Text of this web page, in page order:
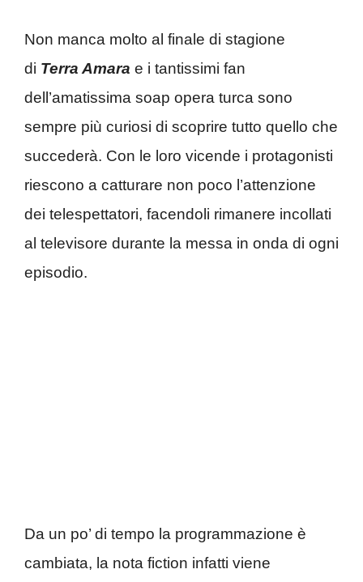
Non manca molto al finale di stagione
di Terra Amara e i tantissimi fan
dell’amatissima soap opera turca sono
sempre più curiosi di scoprire tutto quello che
succederà. Con le loro vicende i protagonisti
riescono a catturare non poco l’attenzione
dei telespettatori, facendoli rimanere incollati
al televisore durante la messa in onda di ogni
episodio.
Da un po’ di tempo la programmazione è
cambiata, la nota fiction infatti viene